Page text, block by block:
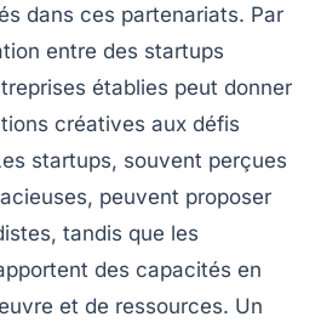
dans ces partenariats. Par
entre des startups
établies peut donner
créatives aux défis
startups, souvent perçues
peuvent proposer
tandis que les
des capacités en
et de ressources. Un